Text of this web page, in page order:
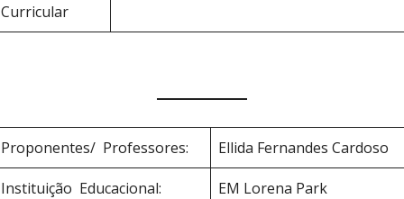
Curricular
Proponentes/ Professores: Ellida Fernandes Cardoso
Instituição Educacional: EM Lorena Park